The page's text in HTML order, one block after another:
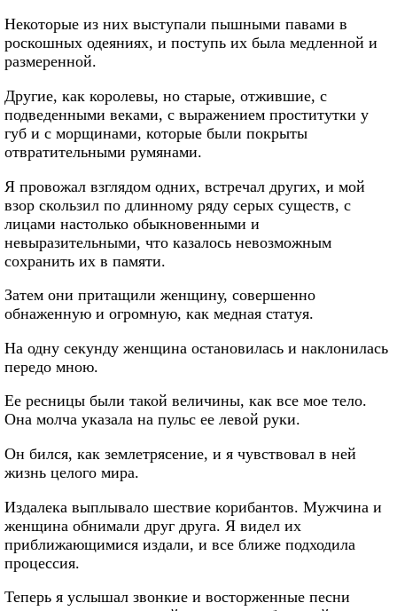
Некоторые из них выступали пышными павами в
роскошных одеяниях, и поступь их была медленной и
размеренной.
Другие, как королевы, но старые, отжившие, с
подведенными веками, с выражением проститутки у
губ и с морщинами, которые были покрыты
отвратительными румянами.
Я провожал взглядом одних, встречал других, и мой
взор скользил по длинному ряду серых существ, с
лицами настолько обыкновенными и
невыразительными, что казалось невозможным
сохранить их в памяти.
Затем они притащили женщину, совершенно
обнаженную и огромную, как медная статуя.
На одну секунду женщина остановилась и наклонилась
передо мною.
Ее ресницы были такой величины, как все мое тело.
Она молча указала на пульс ее левой руки.
Он бился, как землетрясение, и я чувствовал в ней
жизнь целого мира.
Издалека выплывало шествие корибантов. Мужчина и
женщина обнимали друг друга. Я видел их
приближающимися издали, и все ближе подходила
процессия.
Теперь я услышал звонкие и восторженные песни